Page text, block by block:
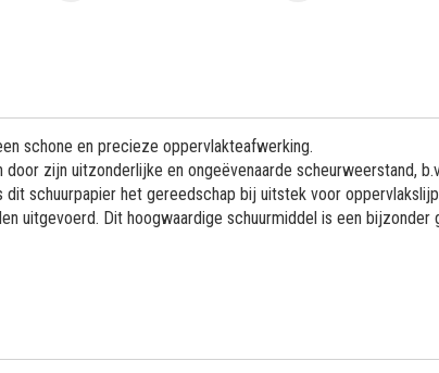
schone en precieze oppervlakteafwerking.
zijn uitzonderlijke en ongeëvenaarde scheurweerstand,
schuurpapier het gereedschap bij uitstek voor
uitgevoerd. Dit hoogwaardige schuurmiddel is een bijzonder